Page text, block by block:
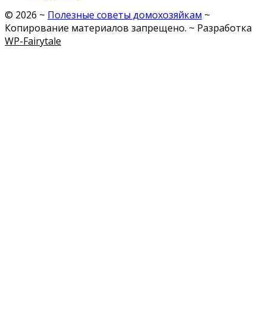
© 2026 ~ Полезные советы домохозяйкам ~
Копирование материалов запрещено. ~ Разработка
WP-Fairytale